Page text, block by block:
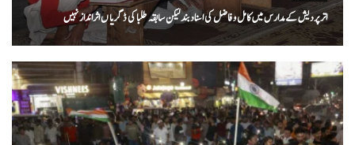
اتر پردیش کےمدارس میں کامل و فاضل کی اسناد بند لیکن سابقہ طلبا کی ڈگریا ں اثرانداز نہیں